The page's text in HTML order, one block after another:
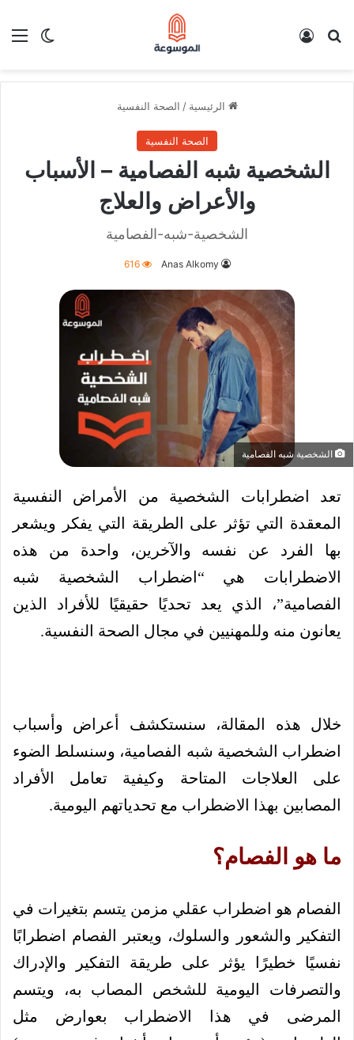
الوضع بحث عن
الرئيسية / الصحة النفسية
الصحة النفسية
الشخصية شبه الفصامية – الأسباب
والأعراض والعلاج
الشخصية-شبه-الفصامية
Anas Alkomy
616
الشخصية شبه الفصامية
تعد اضطرابات الشخصية من الأمراض النفسية
المعقدة التي تؤثر على الطريقة التي يفكر ويشعر
بها الفرد عن نفسه والآخرين، واحدة من هذه
الاضطرابات هي “اضطراب الشخصية شبه
الفصامية”، الذي يعد تحديًا حقيقيًا للأفراد الذين
يعانون منه وللمهنيين في مجال الصحة النفسية.
خلال هذه المقالة، سنستكشف أعراض وأسباب
اضطراب الشخصية شبه الفصامية، وسنسلط الضوء
على العلاجات المتاحة وكيفية تعامل الأفراد
المصابين بهذا الاضطراب مع تحدياتهم اليومية.
ما هو الفصام؟
الفصام هو اضطراب عقلي مزمن يتسم بتغيرات في
التفكير والشعور والسلوك، ويعتبر الفصام اضطرابًا
نفسيًا خطيرًا يؤثر على طريقة التفكير والإدراك
والتصرفات اليومية للشخص المصاب به، ويتسم
المرضى في هذا الاضطراب بعوارض مثل